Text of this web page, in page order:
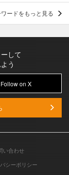
ードをもっと見る
して
う
Follow on X
い合わせ
シーポリシー